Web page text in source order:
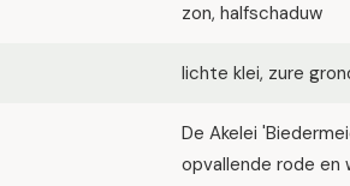
zon, halfschaduw
lichte klei, zure
De Akelei
opvallende rode en